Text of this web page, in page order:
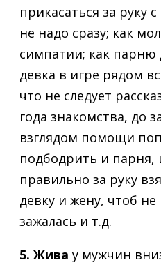
прикасаться за руку
не надо сразу; как
симпатии; как парню
девка в игре рядом
что не следует
года знакомства, до
взглядом помощи
подбодрить и парня,
правильно за руку
девку и жену, чтоб не
зажалась и т.д.
5. Жива у мужчин